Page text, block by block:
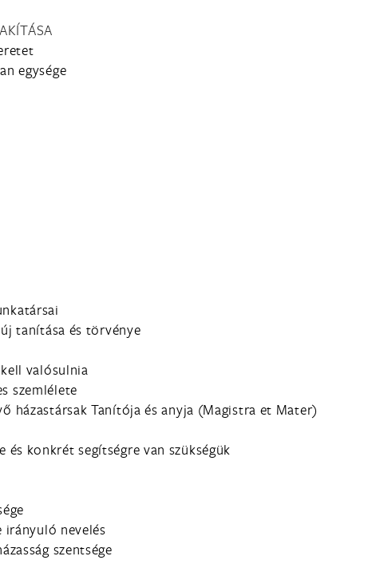
egysége
tanítása és törvénye
valósulnia
szemlélete
házastársak Tanítója és anyja (Magistra et Mater)
és konkrét segítségre van szükségük
irányuló nevelés
szentsége